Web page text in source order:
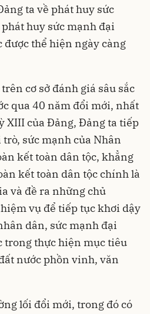
ta về phát huy sức
huy sức mạnh đại
được thể hiện ngày càng
cơ sở đánh giá sâu sắc
qua 40 năm đổi mới, nhất
XIII của Đảng, Đảng ta tiếp
sức mạnh của Nhân
kết toàn dân tộc, khẳng
kết toàn dân tộc chính là
và đề ra những chủ
vụ để tiếp tục khơi dậy
dân, sức mạnh đại
trong thực hiện mục tiêu
nước phồn vinh, văn
lối đổi mới, trong đó có